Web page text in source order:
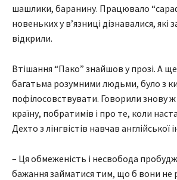
шашлики, баранину. Працювало
новеньких у в’язниці дізнавалися, які
відкрили.
Втішання “Пако” знайшов у прозі. А
багатьма розумними людьми, було з
пофілосовствувати. Говорили знову ж
країну, побратимів і про те, коли
Дехто з лінгвістів навчав англійської
– Ця обмеженість і несвобода
бажання займатися тим, що б вони не